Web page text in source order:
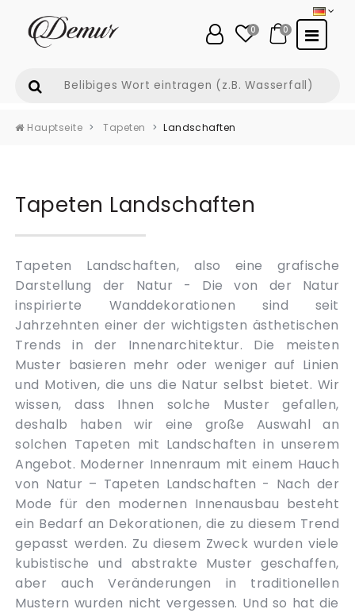
0 0
Hauptseite Tapeten Landschaften
Tapeten Landschaften
Tapeten Landschaften, also eine grafische
Darstellung der Natur - Die von der Natur
inspirierte Wanddekorationen sind seit
Jahrzehnten einer der wichtigsten ästhetischen
Trends in der Innenarchitektur. Die meisten
Muster basieren mehr oder weniger auf Linien
und Motiven, die uns die Natur selbst bietet. Wir
wissen, dass Ihnen solche Muster gefallen,
deshalb haben wir eine große Auswahl an
solchen Tapeten mit Landschaften in unserem
Angebot. Moderner Innenraum mit einem Hauch
von Natur – Tapeten Landschaften - Nach der
Mode für den modernen Innenausbau besteht
ein Bedarf an Dekorationen, die zu diesem Trend
gepasst werden. Zu diesem Zweck wurden viele
kubistische und abstrakte Muster geschaffen,
aber auch Veränderungen in traditionellen
Mustern wurden nicht vergessen. Und so hat die